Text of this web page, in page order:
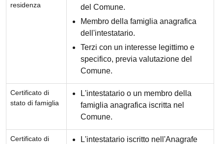
residenza
del Comune.
Membro della famiglia anagrafica
dell'intestatario.
Terzi con un interesse legittimo e
specifico, previa valutazione del
Comune.
Certificato di
stato di famiglia
L'intestatario o un membro della
famiglia anagrafica iscritta nel
Comune.
Certificato di
L'intestatario iscritto nell'Anagrafe